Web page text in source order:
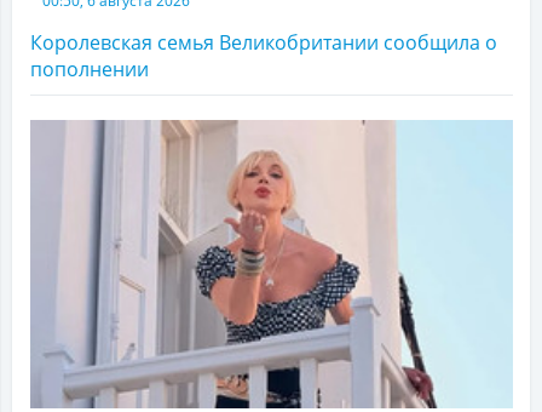
Королевская семья Великобритании сообщила о
пополнении